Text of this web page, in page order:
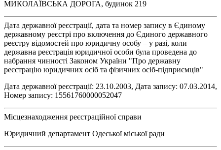
МИКОЛАЇВСЬКА ДОРОГА, будинок 219
Дата державної реєстрації, дата та номер запису в Єдиному
державному реєстрі про включення до Єдиного державного
реєстру відомостей про юридичну особу – у разі, коли
державна реєстрація юридичної особи була проведена до
набрання чинності Законом України "Про державну
реєстрацію юридичних осіб та фізичних осіб-підприємців"
Дата державної реєстрації: 23.10.2003, Дата запису: 07.03.2014,
Номер запису: 15561760000052047
Місцезнаходження реєстраційної справи
Юридичний департамент Одеської міської ради